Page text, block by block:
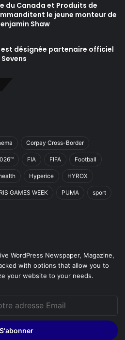
du Canada et Produits de
le jeune monteur de
Shaw
désignée partenaire officiel
Corpay Cross-Border
FIA FIFA Football
Hyperice HYROX
GAMES WEEK PUMA sport
WordPress Newspaper, Magazine,
with options that allow you to
your website to your needs.